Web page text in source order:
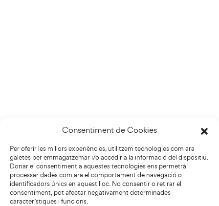
Consentiment de Cookies
Per oferir les millors experiències, utilitzem tecnologies com ara
galetes per emmagatzemar i/o accedir a la informació del dispositiu.
Donar el consentiment a aquestes tecnologies ens permetrà
processar dades com ara el comportament de navegació o
identificadors únics en aquest lloc. No consentir o retirar el
consentiment, pot afectar negativament determinades
característiques i funcions.